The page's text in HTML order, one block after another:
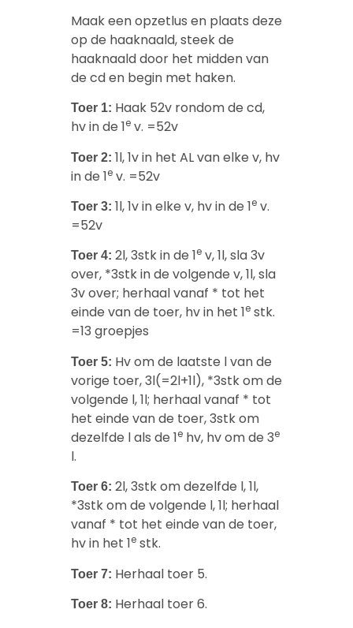
Maak een opzetlus en plaats deze
op de haaknaald, steek de
haaknaald door het midden van
de cd en begin met haken.
Toer 1: Haak 52v rondom de cd,
hv in de 1e v. =52v
Toer 2: 1l, 1v in het AL van elke v, hv
in de 1e v. =52v
Toer 3: 1l, 1v in elke v, hv in de 1e v.
=52v
Toer 4: 2l, 3stk in de 1e v, 1l, sla 3v
over, *3stk in de volgende v, 1l, sla
3v over; herhaal vanaf * tot het
einde van de toer, hv in het 1e stk.
=13 groepjes
Toer 5: Hv om de laatste l van de
vorige toer, 3l(=2l+1l), *3stk om de
volgende l, 1l; herhaal vanaf * tot
het einde van de toer, 3stk om
dezelfde l als de 1e hv, hv om de 3e
l.
Toer 6: 2l, 3stk om dezelfde l, 1l,
*3stk om de volgende l, 1l; herhaal
vanaf * tot het einde van de toer,
hv in het 1e stk.
Toer 7: Herhaal toer 5.
Toer 8: Herhaal toer 6.